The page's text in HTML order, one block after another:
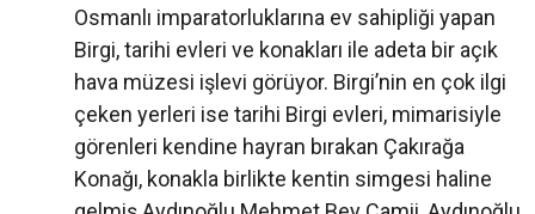
Osmanlı imparatorluklarına ev sahipliği yapan
Birgi, tarihi evleri ve konakları ile adeta bir açık
hava müzesi işlevi görüyor. Birgi’nin en çok ilgi
çeken yerleri ise tarihi Birgi evleri, mimarisiyle
görenleri kendine hayran bırakan Çakırağa
Konağı, konakla birlikte kentin simgesi haline